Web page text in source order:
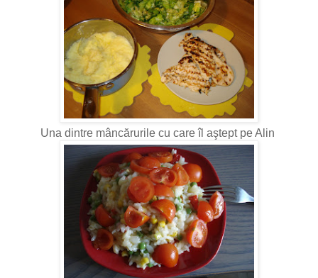
Una dintre mâncărurile cu care îl aştept pe Alin